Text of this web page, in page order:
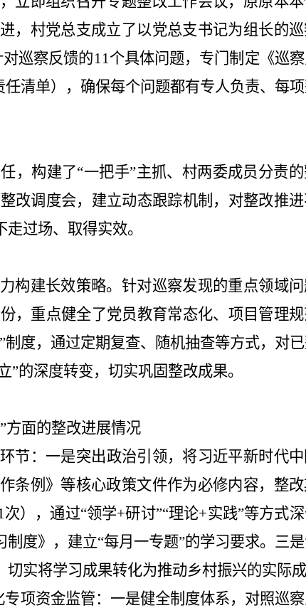
，村党总支成立了以党总支书记为组长的
巡察反馈的11个具体问题，专门制定《巡
任清单），确保每个问题都有专人负责、每
，构建了“一把手”主抓、村两委成员分责
改调度会，建立动态跟踪机制，对整改推进
过场、取得实效。
构建长效策略。针对巡察发现的重点领域
份，重点健全了党员教育常态化、项目管理规
”制度，通过定期复查、随机抽查等方式，对
”的深度转变，切实巩固整改成果。
”方面的整改进展情况
节：一是突出政治引领，将习近平新时代
条例》等核心政策文件作为必修内容，整改
次），通过“领学+研讨”“理论+实践”等方式
制度》，建立“每月一专题”的学习要求。三
实将学习成果转化为推动乡村振兴的实际成
项资金监管：一是健全制度体系，对照巡